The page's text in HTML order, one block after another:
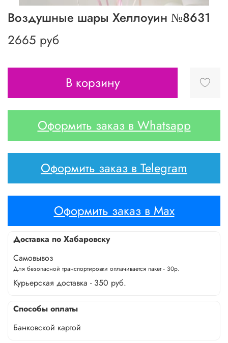
Воздушные шары Хеллоуин №8631
2665 руб
В корзину
Оформить заказ в Whatsapp
Оформить заказ в Telegram
Оформить заказ в Max
Доставка по Хабаровску
Самовывоз
Для безопасной транспортировки оплачивается пакет - 30р.
Курьерская доставка - 350 руб.
Способы оплаты
Банковской картой